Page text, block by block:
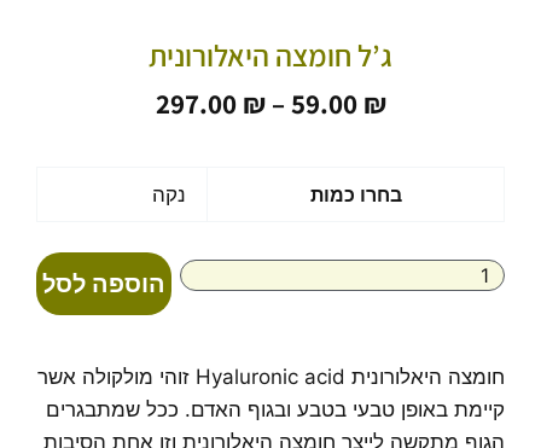
ג’ל חומצה היאלורונית
59.00 ₪
–
297.00 ₪ טווח
עד בחרו כמות נקה
חומצה
היאלורונית
הוספה לסל
חומצה היאלורונית Hyaluronic acid זוהי מולקולה אשר
קיימת באופן טבעי בטבע ובגוף האדם. ככל שמתבגרים
הגוף מתקשה לייצר חומצה היאלורונית וזו אחת הסיבות